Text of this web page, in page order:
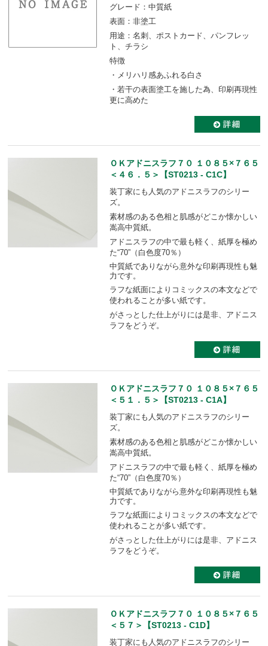
グレード：中質紙
表面：非塗工
用途：名刺、ポストカード、パンフレッ
ト、チラシ
特徴
・メリハリ感あふれる白さ
・若干の表面塗工を施した為、印刷再現性
更に高めた
ＯＫアドニスラフ７０ １０８５×７６５
＜４６．５＞【ST0213 - C1C】
装丁家にも人気のアドニスラフのシリー
ズ。
素材感のある色相と肌感がどこか懐かしい
嵩高中質紙。
アドニスラフの中で最も軽く、紙厚を極め
た“70”（白色度70％）
中質紙でありながら意外な印刷再現性も魅
力です。
ラフな紙面によりコミックスの本文などで
使われることが多い紙です。
がさっとした仕上がりには是非、アドニス
ラフをどうぞ。
ＯＫアドニスラフ７０ １０８５×７６５
＜５１．５＞【ST0213 - C1A】
装丁家にも人気のアドニスラフのシリー
ズ。
素材感のある色相と肌感がどこか懐かしい
嵩高中質紙。
アドニスラフの中で最も軽く、紙厚を極め
た“70”（白色度70％）
中質紙でありながら意外な印刷再現性も魅
力です。
ラフな紙面によりコミックスの本文などで
使われることが多い紙です。
がさっとした仕上がりには是非、アドニス
ラフをどうぞ。
ＯＫアドニスラフ７０ １０８５×７６５
＜５７＞【ST0213 - C1D】
装丁家にも人気のアドニスラフのシリー